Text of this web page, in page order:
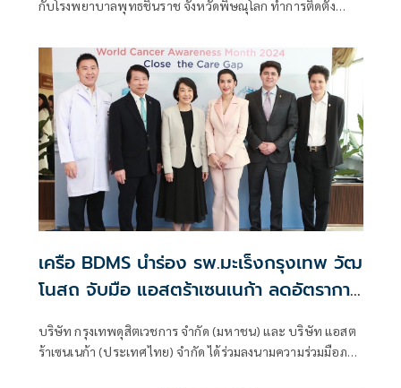
กับโรงพยาบาลพุทธชินราช จังหวัดพิษณุโลก ทำการติดตั้ง
จังหวัดพิษณุโลกให้เป็นเมืองต้นแบบแห่งการดูแลผู้ป่วยโรคปอด
เครือ BDMS นำร่อง รพ.มะเร็งกรุงเทพ วัฒ
โนสถ จับมือ แอสตร้าเซนเนก้า ลดอัตราการ
บริษัท กรุงเทพดุสิตเวชการ จำกัด (มหาชน) และ บริษัท แอสต
ร้าเซนเนก้า (ประเทศไทย) จำกัด ได้ร่วมลงนามความร่วมมือภาย